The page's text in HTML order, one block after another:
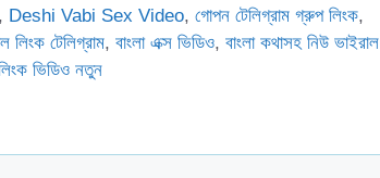
, Deshi Vabi Sex Video,গোপন টেলিগ্রাম গ্রুপ লিংক,
লিংক টেলিগ্রাম, বাংলা এক্স ভিডিও, বাংলা কথাসহ নিউ ভাইরাল
ভিডিও নতুন